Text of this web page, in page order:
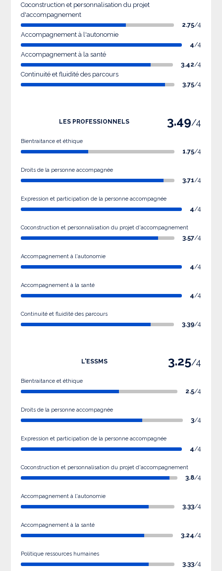
Coconstruction et personnalisation du projet
d'accompagnement
2.75/4
Accompagnement à l'autonomie
4/4
Accompagnement à la santé
3.42/4
Continuité et fluidité des parcours
3.75/4
LES PROFESSIONNELS 3.49/4
Bientraitance et éthique
1.75/4
Droits de la personne accompagnée
3.71/4
Expression et participation de la personne accompagnée
4/4
Coconstruction et personnalisation du projet d'accompagnement
3.57/4
Accompagnement à l'autonomie
4/4
Accompagnement à la santé
4/4
Continuité et fluidité des parcours
3.39/4
L'ESSMS 3.25/4
Bientraitance et éthique
2.5/4
Droits de la personne accompagnée
3/4
Expression et participation de la personne accompagnée
4/4
Coconstruction et personnalisation du projet d'accompagnement
3.8/4
Accompagnement à l'autonomie
3.33/4
Accompagnement à la santé
3.24/4
Politique ressources humaines
3.33/4